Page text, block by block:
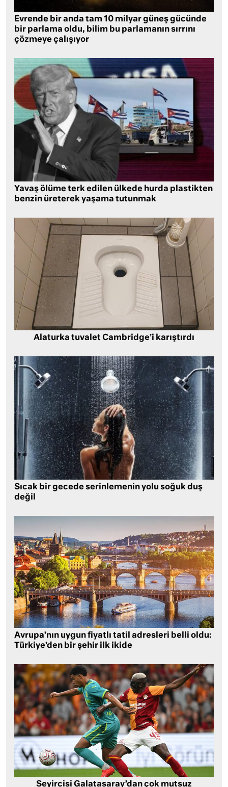
Evrende bir anda tam 10 milyar güneş gücünde
bir parlama oldu, bilim bu parlamanın sırrını
çözmeye çalışıyor
Yavaş ölüme terk edilen ülkede hurda plastikten
benzin üreterek yaşama tutunmak
Alaturka tuvalet Cambridge’i karıştırdı
Sıcak bir gecede serinlemenin yolu soğuk duş
değil
Avrupa’nın uygun fiyatlı tatil adresleri belli oldu:
Türkiye’den bir şehir ilk ikide
Seyircisi Galatasaray’dan çok mutsuz